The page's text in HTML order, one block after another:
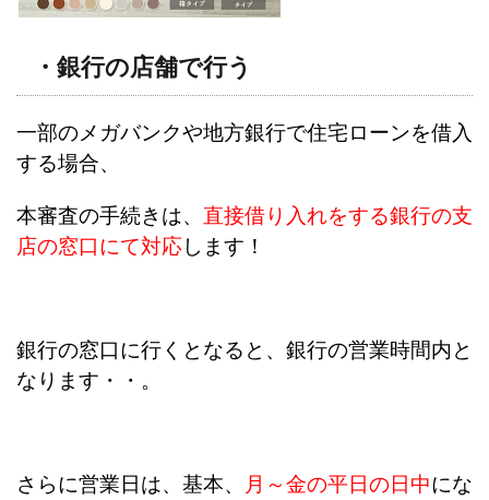
・銀行の店舗で行う
一部のメガバンクや地方銀行で住宅ローンを借入
する場合、
本審査の手続きは、 直接借り入れをする銀行の支
店の窓口にて対応します！
銀行の窓口に行くとなると、銀行の営業時間内と
なります・・。
さらに営業日は、基本、 月～金の平日の日中にな